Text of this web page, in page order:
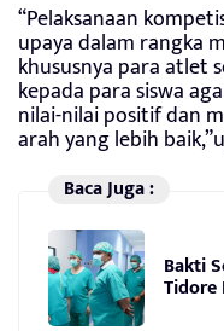
“Pelaksanaan
upaya dalam rangka
khususnya para atlet
kepada para siswa
nilai-nilai positif dan
arah yang lebih
Baca Juga :
Bakti
Tidore